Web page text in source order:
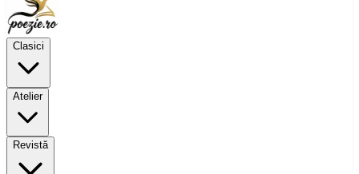
Clasici
Atelier
Revistă